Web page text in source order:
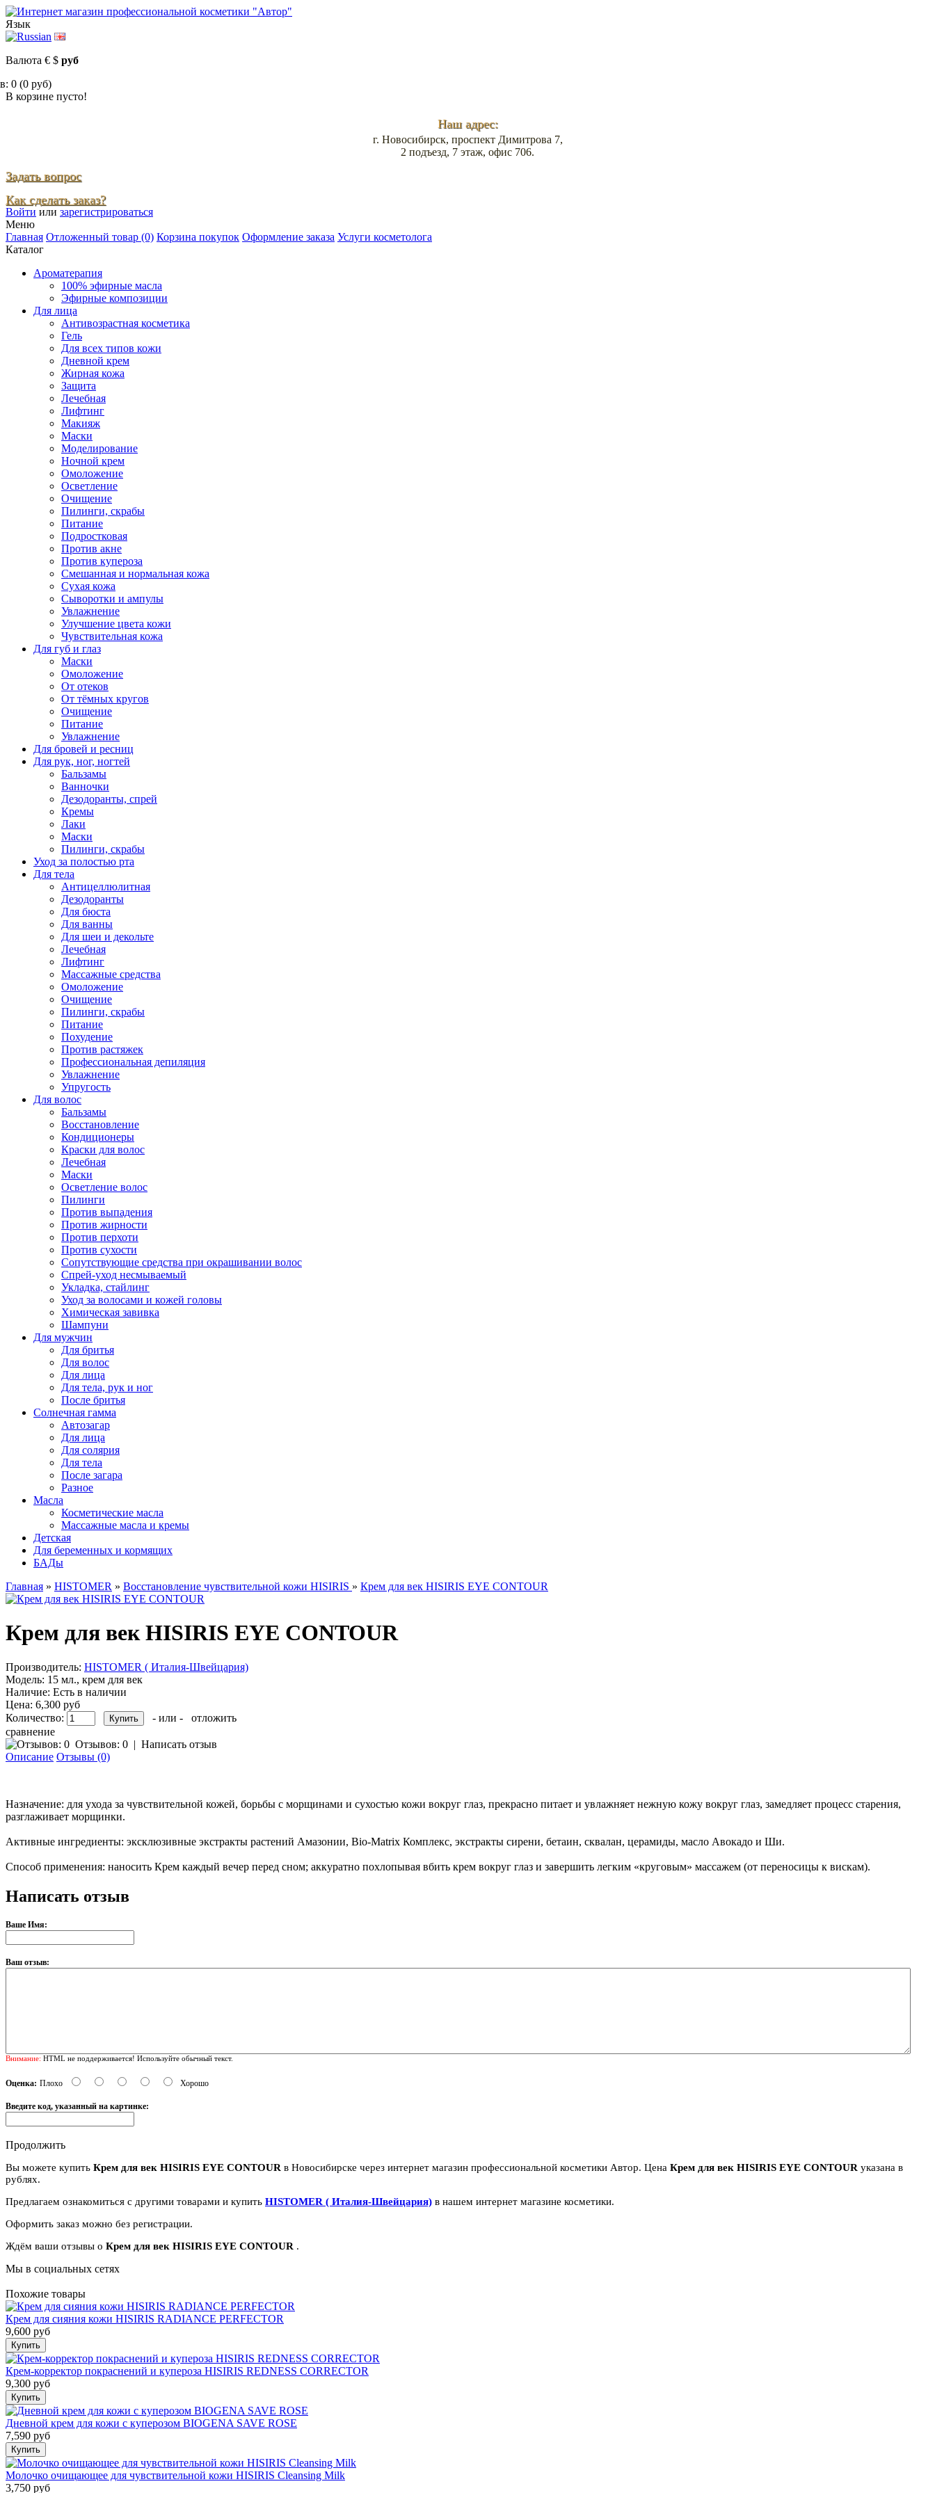
Язык
Валюта € $ руб
0 (0 руб)
В корзине пусто!
Наш адрес:
г. Новосибирск, проспект Димитрова 7,
2 подъезд, 7 этаж, офис 706.
Задать вопрос
Как сделать заказ?
Войти или зарегистрироваться
Меню
Главная Отложенный товар (0) Корзина покупок Оформление заказа Услуги косметолога
Каталог
Ароматерапия
100% эфирные масла
Эфирные композиции
Для лица
Антивозрастная косметика
Гель
Для всех типов кожи
Дневной крем
Жирная кожа
Защита
Лечебная
Лифтинг
Макияж
Маски
Моделирование
Ночной крем
Омоложение
Осветление
Очищение
Пилинги, скрабы
Питание
Подростковая
Против акне
Против купероза
Смешанная и нормальная кожа
Сухая кожа
Сыворотки и ампулы
Увлажнение
Улучшение цвета кожи
Чувствительная кожа
Для губ и глаз
Маски
Омоложение
От отеков
От тёмных кругов
Очищение
Питание
Увлажнение
Для бровей и ресниц
Для рук, ног, ногтей
Бальзамы
Ванночки
Дезодоранты, спрей
Кремы
Лаки
Маски
Пилинги, скрабы
Уход за полостью рта
Для тела
Антицеллюлитная
Дезодоранты
Для бюста
Для ванны
Для шеи и декольте
Лечебная
Лифтинг
Массажные средства
Омоложение
Очищение
Пилинги, скрабы
Питание
Похудение
Против растяжек
Профессиональная депиляция
Увлажнение
Упругость
Для волос
Бальзамы
Восстановление
Кондиционеры
Краски для волос
Лечебная
Маски
Осветление волос
Пилинги
Против выпадения
Против жирности
Против перхоти
Против сухости
Сопутствующие средства при окрашивании волос
Спрей-уход несмываемый
Укладка, стайлинг
Уход за волосами и кожей головы
Химическая завивка
Шампуни
Для мужчин
Для бритья
Для волос
Для лица
Для тела, рук и ног
После бритья
Солнечная гамма
Автозагар
Для лица
Для солярия
Для тела
После загара
Разное
Масла
Косметические масла
Массажные масла и кремы
Детская
Для беременных и кормящих
БАДы
Главная » HISTOMER » Восстановление чувствительной кожи HISIRIS » Крем для век HISIRIS EYE CONTOUR
Крем для век HISIRIS EYE CONTOUR
Производитель: HISTOMER ( Италия-Швейцария)
Модель: 15 мл., крем для век
Наличие: Есть в наличии
Цена: 6,300 руб
Количество:
- или -
отложить
сравнение
Отзывов: 0 | Написать отзыв
Описание Отзывы (0)
Назначение: для ухода за чувствительной кожей, борьбы с морщинами и сухостью кожи вокруг глаз, прекрасно питает и увлажняет нежную кожу вокруг глаз, замедляет процесс старения,
разглаживает морщинки.
Активные ингредиенты: эксклюзивные экстракты растений Амазонии, Bio-Matrix Комплекс, экстракты сирени, бетаин, сквалан, церамиды, масло Авокадо и Ши.
Способ применения: наносить Крем каждый вечер перед сном; аккуратно похлопывая вбить крем вокруг глаз и завершить легким «круговым» массажем (от переносицы к вискам).
Написать отзыв
Ваше Имя:
Ваш отзыв:
Внимание: HTML не поддерживается! Используйте обычный текст.
Оценка: Плохо Хорошо
Введите код, указанный на картинке:
Продолжить
Вы можете купить Крем для век HISIRIS EYE CONTOUR в Новосибирске через интернет магазин профессиональной косметики Автор. Цена Крем для век HISIRIS EYE CONTOUR указана в
рублях.
Предлагаем ознакомиться с другими товарами и купить HISTOMER ( Италия-Швейцария) в нашем интернет магазине косметики.
Оформить заказ можно без регистрации.
Ждём ваши отзывы о Крем для век HISIRIS EYE CONTOUR .
Мы в социальных сетях
Похожие товары
Крем для сияния кожи HISIRIS RADIANCE PERFECTOR
9,600 руб
Крем-корректор покраснений и купероза HISIRIS REDNESS CORRECTOR
9,300 руб
Дневной крем для кожи с куперозом BIOGENA SAVE ROSE
7,590 руб
Молочко очищающее для чувствительной кожи HISIRIS Cleansing Milk
3,750 руб